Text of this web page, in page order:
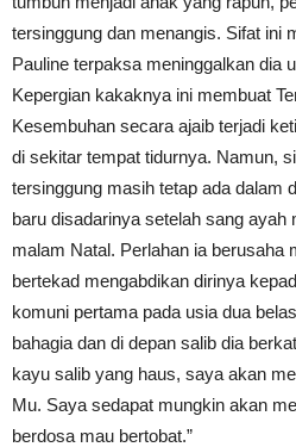
tersinggung dan menangis. Sifat ini
Pauline terpaksa meninggalkan dia
Kepergian kakaknya ini membuat
Kesembuhan secara ajaib terjadi
di sekitar tempat tidurnya. Namun,
tersinggung masih tetap ada dalam
baru disadarinya setelah sang ayah
malam Natal. Perlahan ia berusaha
bertekad mengabdikan dirinya
komuni pertama pada usia dua
bahagia dan di depan salib dia
kayu salib yang haus, saya akan
Mu. Saya sedapat mungkin akan
berdosa mau bertobat.”